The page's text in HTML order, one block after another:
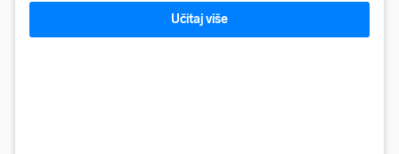
Učitaj više